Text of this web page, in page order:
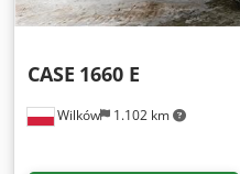
Wilków 1.102 km
CASE 1660 E